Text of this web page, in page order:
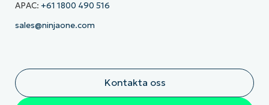
APAC: +61 1800 490 516
sales@ninjaone.com
Kontakta oss